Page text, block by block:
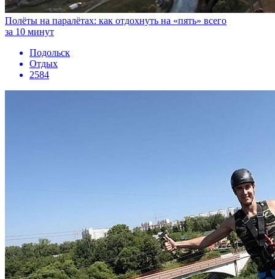
Полёты на паралётах: как отдохнуть на «пять» всего
за 10 минут
Подольск
Отдых
2584